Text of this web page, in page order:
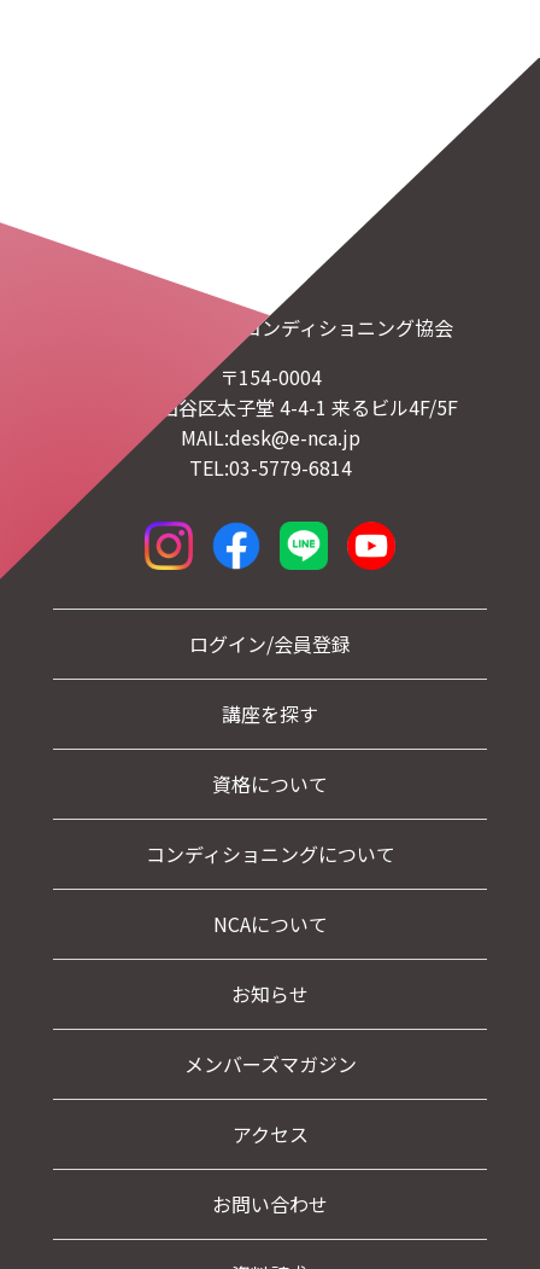
一般社団法人日本コンディショニング協会
〒154-0004
東京都世田谷区太子堂 4-4-1 来るビル4F/5F
MAIL:desk@e-nca.jp
TEL:03-5779-6814
ログイン/会員登録
講座を探す
資格について
コンディショニングについて
NCAについて
お知らせ
メンバーズマガジン
アクセス
お問い合わせ